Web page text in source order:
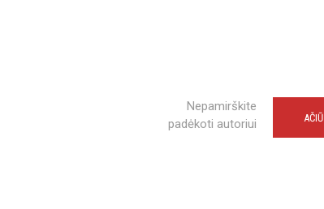
Nepamirškite
padėkoti autoriui
AČIŪ